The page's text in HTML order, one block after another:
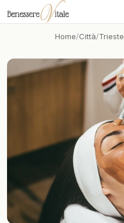
Home Città Trieste